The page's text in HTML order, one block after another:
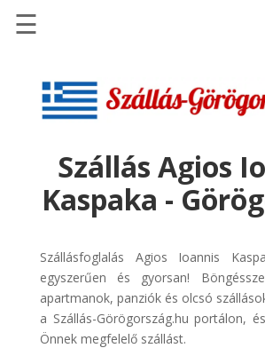
Szállások
Repülőjegy
pénzvisszatérítéssel
Discover
Cars
Transzfer
☰
Szállás Agios
Kaspaka -
Szállásfoglalás Agios Ioannis
egyszerűen és gyorsan!
apartmanok, panziók és olcsó
a Szállás-Görögország.hu portálon,
Önnek megfelelő szállást.